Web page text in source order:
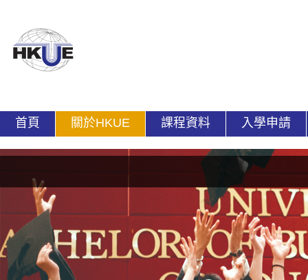
首頁 關於HKUE 課程資料 入學申請